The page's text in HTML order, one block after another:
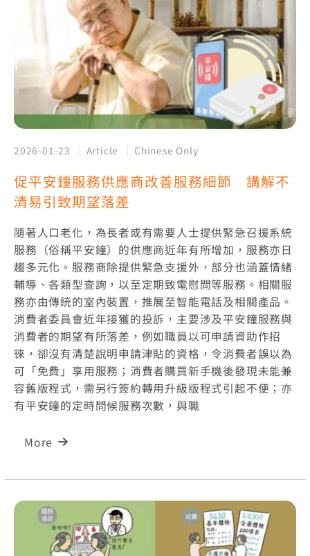
2026-01-23 Article Chinese Only
促平安鐘服務供應商改善服務細節 講解不
清易引致期望落差
隨著人口老化，為長者或有需要人士提供緊急召援系統
服務（俗稱平安鐘）的供應商近年有所增加，服務亦日
趨多元化。服務商除提供緊急支援外，部分也涵蓋情緒
輔導、各類型查詢，以至定期致電慰問等服務。相關服
務亦由傳統的室內裝置，推展至智能電話及相關產品。
消費者委員會近年接獲的投訴，主要涉及平安鐘服務與
消費者的期望有所落差，例如職員以可申請資助作招
徠，卻沒有清楚說明申請津貼的資格，令消費者誤以為
可「免費」享用服務；消費者購買新手機後發現未能兼
容舊版程式，需另行簽約轉用升級版程式引起不便；亦
有平安鐘的定時問候服務次數，與職
More